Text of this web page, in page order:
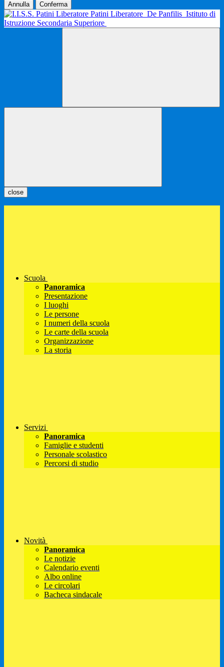
Annulla Conferma
Patini Liberatore De Panfilis Istituto di
Istruzione Secondaria Superiore
close
Scuola
Panoramica
Presentazione
I luoghi
Le persone
I numeri della scuola
Le carte della scuola
Organizzazione
La storia
Servizi
Panoramica
Famiglie e studenti
Personale scolastico
Percorsi di studio
Novità
Panoramica
Le notizie
Calendario eventi
Albo online
Le circolari
Bacheca sindacale